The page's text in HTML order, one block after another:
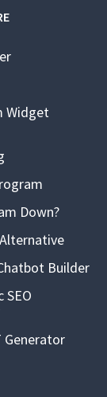
Widget
Down?
Builder
Generator